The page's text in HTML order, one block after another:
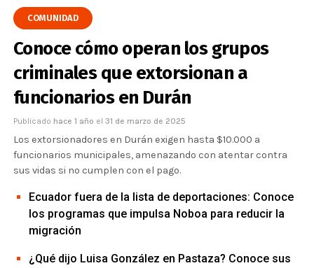
COMUNIDAD
Conoce cómo operan los grupos
criminales que extorsionan a
funcionarios en Durán
Publicado hace 1 año el 31 de marzo de 2025
Los extorsionadores en Durán exigen hasta $10.000 a
funcionarios municipales, amenazando con atentar contra
sus vidas si no cumplen con el pago.
Ecuador fuera de la lista de deportaciones: Conoce
los programas que impulsa Noboa para reducir la
migración
¿Qué dijo Luisa González en Pastaza? Conoce sus